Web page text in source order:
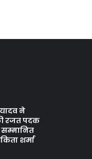
ने
रजत पदक
सम्मानित
शर्मा